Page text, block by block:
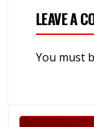
LEAVE A
You must